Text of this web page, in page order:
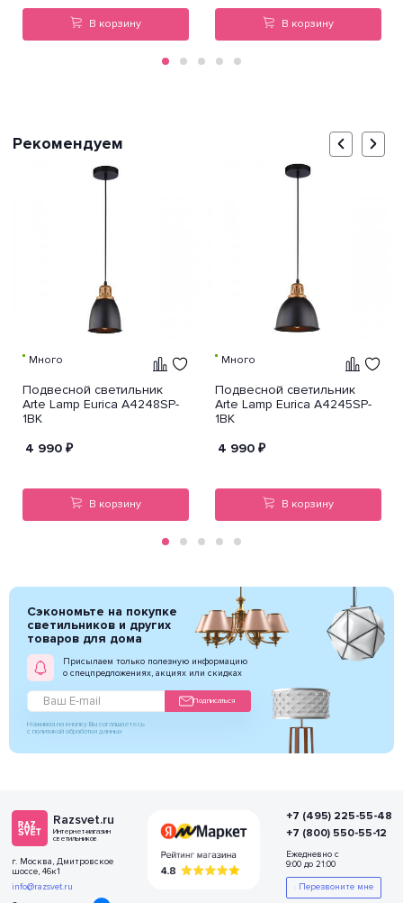
В корзину В корзину
Рекомендуем
Много
Подвесной светильник
Arte Lamp Eurica A4248SP-
1BK
4 990 ₽
В корзину
Много
Подвесной светильник
Arte Lamp Eurica A4245SP-
1BK
4 990 ₽
В корзину
Сэкономьте на покупке
светильников и других
товаров для дома
Присылаем только полезную информацию
о спецпредложениях, акциях или скидках
Подписаться
Нажимая на кнопку Вы соглашаетесь
с политикой обработки данных
Razsvet.ru
Интернет-магазин
светильников
г. Москва, Дмитровское
шоссе, 46к1
info@razsvet.ru
+7 (495) 225-55-48
+7 (800) 550-55-12
Ежедневно с
9:00 до 21:00
Перезвоните мне